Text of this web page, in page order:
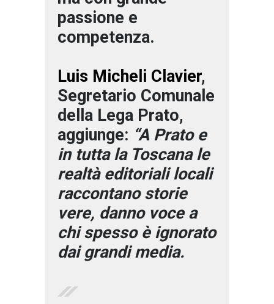
passione e
competenza.
Luis Micheli Clavier,
Segretario Comunale
della Lega Prato,
aggiunge: “A Prato e
in tutta la Toscana le
realtà editoriali locali
raccontano storie
vere, danno voce a
chi spesso è ignorato
dai grandi media.